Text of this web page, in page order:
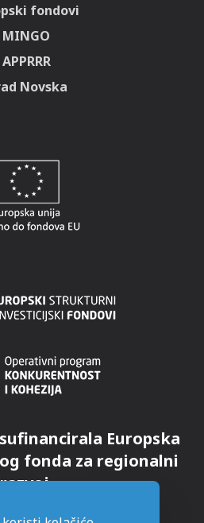
fondovi
MINGO
APPRRR
Novska
Europska
fonda za regionalni
razvoj.